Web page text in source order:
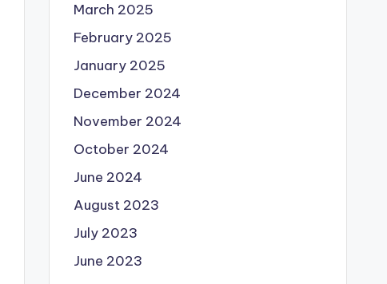
March 2025
February 2025
January 2025
December 2024
November 2024
October 2024
June 2024
August 2023
July 2023
June 2023